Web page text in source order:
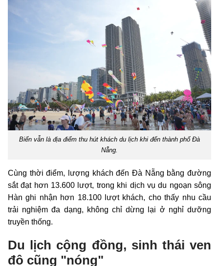
Biển vẫn là địa điểm thu hút khách du lịch khi đến thành phố Đà
Nẵng.
Cùng thời điểm, lượng khách đến Đà Nẵng bằng đường
sắt đạt hơn 13.600 lượt, trong khi dịch vụ du ngoạn sông
Hàn ghi nhận hơn 18.100 lượt khách, cho thấy nhu cầu
trải nghiệm đa dạng, không chỉ dừng lại ở nghỉ dưỡng
truyền thống.
Du lịch cộng đồng, sinh thái ven
đô cũng "nóng"